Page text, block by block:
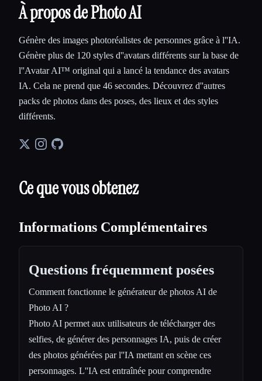
À propos de Photo AI
Génère des images photoréalistes de personnes grâce à l''IA.
Génère plus de 120 styles d''avatars différents sur la base de
l''Avatar AI™ original qui a lancé la tendance des avatars
IA. Cela ne prend que 46 secondes. Découvrez d''autres
packs de photos dans des poses, des lieux et des styles
différents.
Ce que vous obtenez
Informations Complémentaires
Questions fréquemment posées
Comment fonctionne le générateur de photos AI de
Photo AI ?
Photo AI permet aux utilisateurs de télécharger des
selfies, de générer des personnages IA, puis de créer
des photos générées par l''IA mettant en scène ces
personnages. L''IA est entraînée pour comprendre